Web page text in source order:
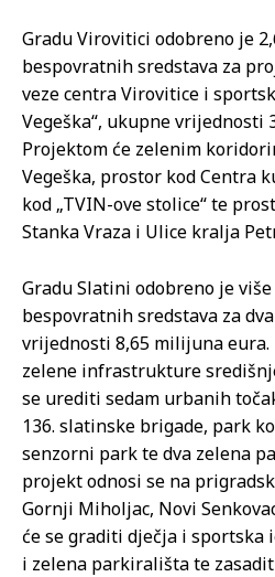
Gradu Virovitici odobreno je
bespovratnih sredstava za
veze centra Virovitice i
Vegeška“, ukupne vrijednosti
Projektom će zelenim
Vegeška, prostor kod Centra
kod „TVIN-ove stolice“ te
Stanka Vraza i Ulice kralja
Gradu Slatini odobreno je
bespovratnih sredstava za
vrijednosti 8,65 milijuna eura.
zelene infrastrukture
se urediti sedam urbanih
136. slatinske brigade, park
senzorni park te dva zelena
projekt odnosi se na
Gornji Miholjac, Novi
će se graditi dječja i sportska
i zelena parkirališta te